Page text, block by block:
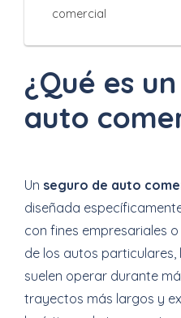
comercial
¿Qué es
auto
Un seguro de auto
diseñada
con fines empresariales
de los autos particulares,
suelen operar durante
trayectos más largos y